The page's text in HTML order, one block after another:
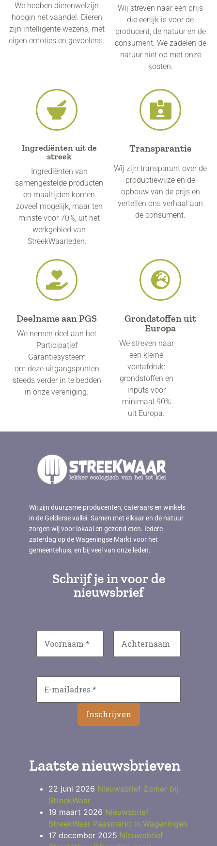
We hebben dierenwelzijn
hoogin het vaandel. Dieren
zijn intelligente wezens, met
eigen emoties en gevoelens.
Wij streven naar een prijs
die eerlijk is voor de
producent, de natuur én de
consument. We zadelen de
natuur niet op met onze
kosten.
Ingrediënten uit de
streek
Ingrediënten van
samengestelde producten
en maaltijden komen
zoveel mogelijk, maar ten
minste voor 70%, uit het
werkgebied van
StreekWaarleden.
Transparantie
Wij zijn transparant over de
productiewijze en de
opbouw van de prijs en
vertellen ons verhaal aan
de consument.
Deelname aan PGS
We nemen deel aan het
Participatief
Garantiesysteem
om deze uitgangspunten
steeds verder in te bedden
in onze vereniging.
Grondstoffen uit
Europa
We streven naar
een kleine
voetafdruk:
grondstoffen en
inputs voor
minimaal 90%
uit Europa.
Wij zijn duurzame producenten, cateraars en winkels
in de Gelderse vallei. Samen met elkaar en de natuur
zorgen wij voor lokaal en gezond eten. Iedere
zaterdag op de Wageningse Markt voor het
gemeentehuis, en bij veel van onze leden.
Schrijf je in voor de
nieuwsbrief
Laatste nieuwsbrieven
22 juni 2026 Nieuwsbrief Zomer bij
StreekWaar
19 maart 2026 Nieuwsbrief
StreekWaar Paasmarkt in Wageningen
17 december 2025 Nieuwsbrief